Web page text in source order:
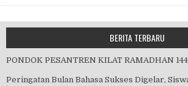
BERITA TERBARU
PONDOK PESANTREN KILAT RAMADHAN
Peringatan Bulan Bahasa Sukses Digelar,